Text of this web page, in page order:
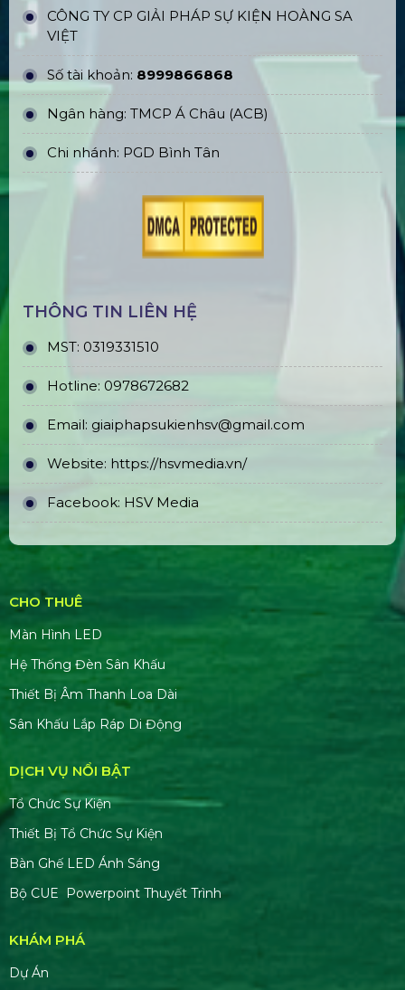
CÔNG TY CP GIẢI PHÁP SỰ KIỆN HOÀNG SA
VIỆT
Số tài khoản: 8999866868
Ngân hàng: TMCP Á Châu (ACB)
Chi nhánh: PGD Bình Tân
THÔNG TIN LIÊN HỆ
MST: 0319331510
Hotline: 0978672682
Email: giaiphapsukienhsv@gmail.com
Website: https://hsvmedia.vn/
Facebook: HSV Media
CHO THUÊ
Màn Hình LED
Hệ Thống Đèn Sân Khấu
Thiết Bị Âm Thanh Loa Dài
Sân Khấu Lắp Ráp Di Động
DỊCH VỤ NỔI BẬT
Tổ Chức Sự Kiện
Thiết Bị Tổ Chức Sự Kiện
Bàn Ghế LED Ánh Sáng
Bộ CUE Powerpoint Thuyết Trình
KHÁM PHÁ
Dự Án